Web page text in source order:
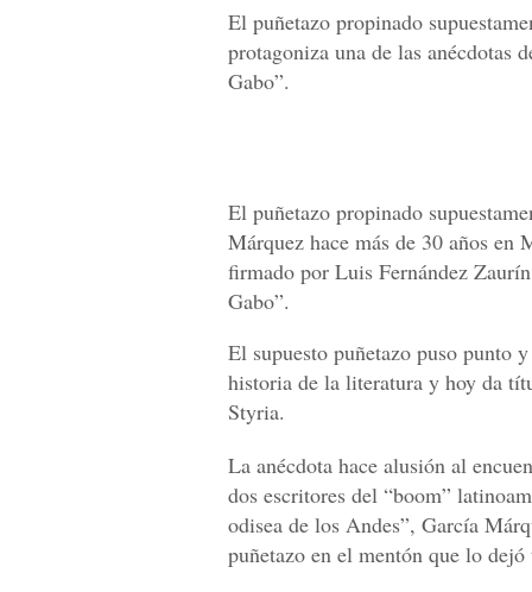
El puñetazo propinado
protagoniza una de las
Gabo”.
El puñetazo propinado
Márquez hace más de 30 años en
firmado por Luis Fernández
Gabo”.
El supuesto puñetazo puso punto
historia de la literatura y hoy da
Styria.
La anécdota hace alusión al
dos escritores del “boom”
odisea de los Andes”, García
puñetazo en el mentón que lo dejó